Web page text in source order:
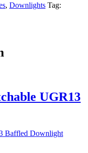
, Downlights Tag:
UGR13